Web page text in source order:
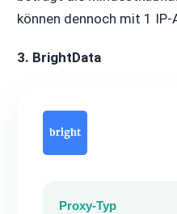
können dennoch mit 1 IP-
3. BrightData
Proxy-Typ